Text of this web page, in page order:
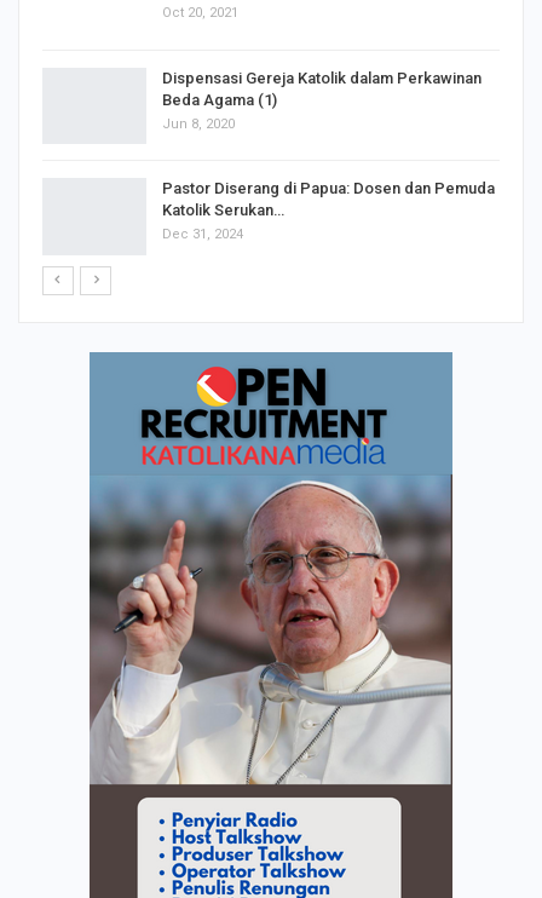
Oct 20, 2021
Dispensasi Gereja Katolik dalam Perkawinan
Beda Agama (1)
Jun 8, 2020
Pastor Diserang di Papua: Dosen dan Pemuda
Katolik Serukan…
Dec 31, 2024